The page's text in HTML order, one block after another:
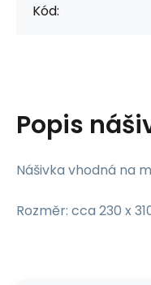
Kód:
Popis
Nášivka vhodná na
Rozměr: cca 230 x